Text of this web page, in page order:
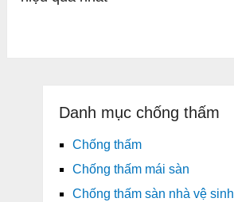
Danh mục chống thấm
Chống thấm
Chống thấm mái sàn
Chống thấm sàn nhà vệ sinh